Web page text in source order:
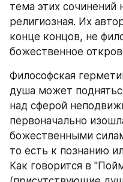
тема этих сочинений
религиозная. Их
конце концов, не
божественное
Философская
душа может
над сферой
первоначально
божественными
то есть к познанию
Как говорится в